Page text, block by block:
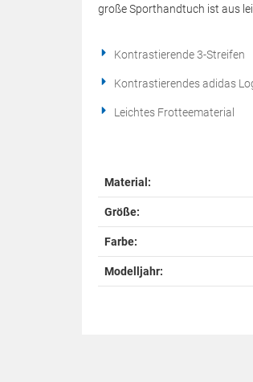
große Sporthandtuch ist aus
Kontrastierende 3-Streifen
Kontrastierendes adidas
Leichtes Frotteematerial
Material:
Größe:
Farbe:
Modelljahr: